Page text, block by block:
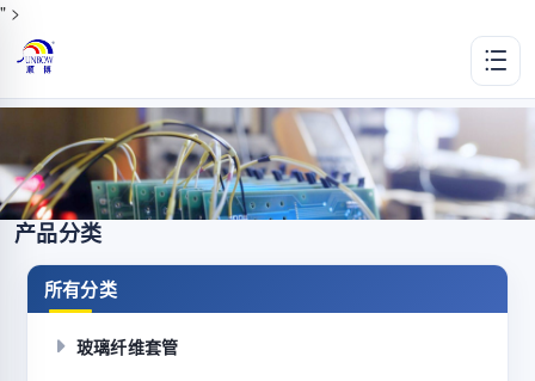
" >
产品分类
所有分类
玻璃纤维套管